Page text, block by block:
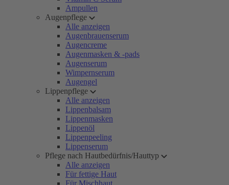
Ampullen
Augenpflege
Alle anzeigen
Augenbrauenserum
Augencreme
Augenmasken & -pads
Augenserum
Wimpernserum
Augengel
Lippenpflege
Alle anzeigen
Lippenbalsam
Lippenmasken
Lippenöl
Lippenpeeling
Lippenserum
Pflege nach Hautbedürfnis/Hauttyp
Alle anzeigen
Für fettige Haut
Für Mischhaut